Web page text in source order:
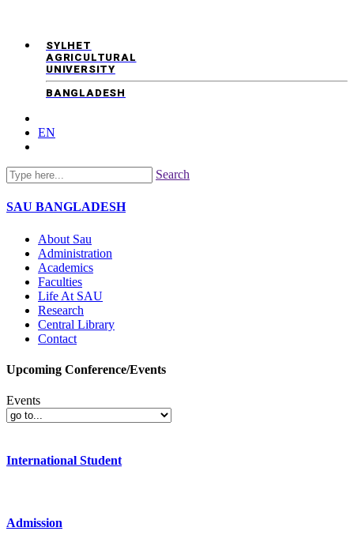
SYLHET
AGRICULTURAL
UNIVERSITY
BANGLADESH
EN
Search
SAU BANGLADESH
About Sau
Administration
Academics
Faculties
Life At SAU
Research
Central Library
Contact
Upcoming Conference/Events
Events
International Student
Admission